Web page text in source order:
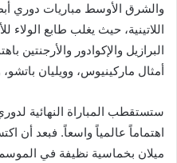
والشرق الأوسط مباريات دوري
اللاتينية، حيث يغلب طابع الولاء
البرازيل والإكوادور والأرجنتين
أمثال ماركينيوس، وويليان باتشو،
ستستقطب المباراة النهائية
اهتماماً عالمياً واسعاً. فبعد أن
ميلان بخماسية نظيفة في